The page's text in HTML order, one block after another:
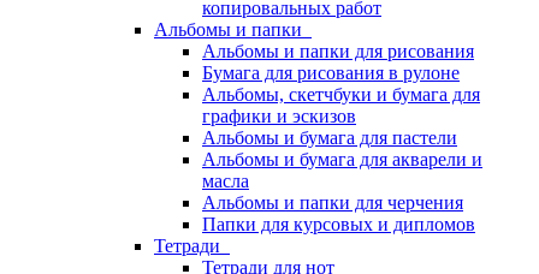
копировальных работ
Альбомы и папки
Альбомы и папки для рисования
Бумага для рисования в рулоне
Альбомы, скетчбуки и бумага для
графики и эскизов
Альбомы и бумага для пастели
Альбомы и бумага для акварели и
масла
Альбомы и папки для черчения
Папки для курсовых и дипломов
Тетради
Тетради для нот